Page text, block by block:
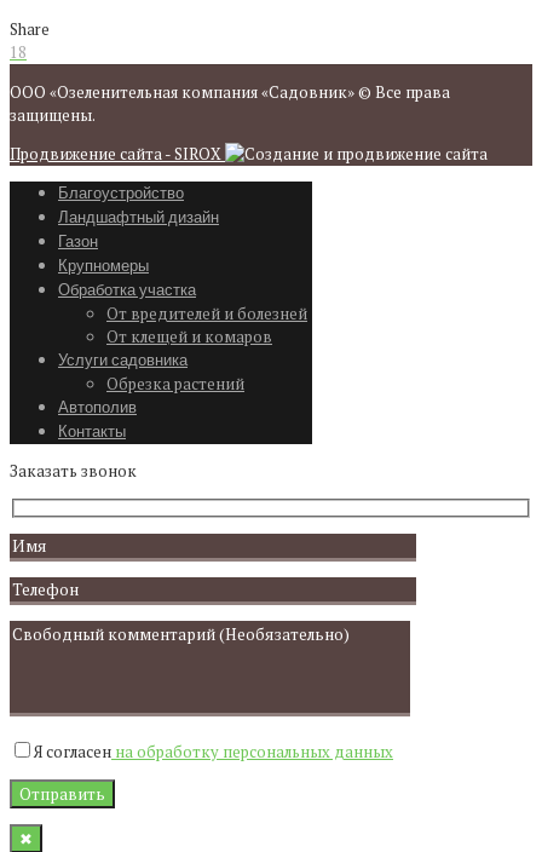
Share
18
ООО «Озеленительная компания «Садовник» © Все права
защищены.
Продвижение сайта - SIROX
Благоустройство
Ландшафтный дизайн
Газон
Крупномеры
Обработка участка
От вредителей и болезней
От клещей и комаров
Услуги садовника
Обрезка растений
Автополив
Контакты
Заказать звонок
Я согласен на обработку персональных данных
✖